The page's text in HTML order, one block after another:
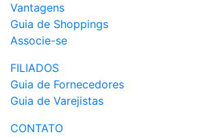
Vantagens
Guia de Shoppings
Associe-se
FILIADOS
Guia de Fornecedores
Guia de Varejistas
CONTATO